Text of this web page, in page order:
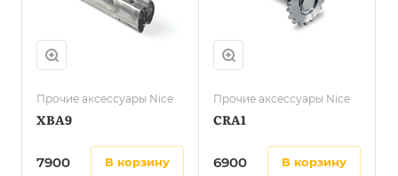
Прочие аксессуары Nice
XBA9
7900 в корзину
Прочие аксессуары Nice
CRA1
6900 в корзину